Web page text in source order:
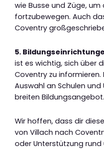
wie Busse und Züge,
fortzubewegen. Auch
Coventry
5.
ist es wichtig, sich über
Coventry zu
Auswahl an Schulen
breiten Bildungsangebot.
Wir hoffen, dass dir
von Villach nach
oder Unterstützung